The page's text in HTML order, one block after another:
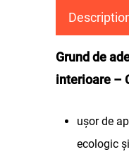
Grund de
interioare –
ușor de
ecologic